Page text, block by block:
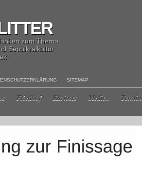
zum Thema
Sepulkralkultur
SITEMAP
Friedhof Kurioses Medien